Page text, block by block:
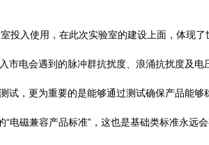
投入使用，在此次实验室的建设上面，体现了
电会遇到的脉冲群抗扰度、浪涌抗扰度及
更为重要的是能够通过测试确保产品能够
电磁兼容产品标准”，这也是基础类标准永远